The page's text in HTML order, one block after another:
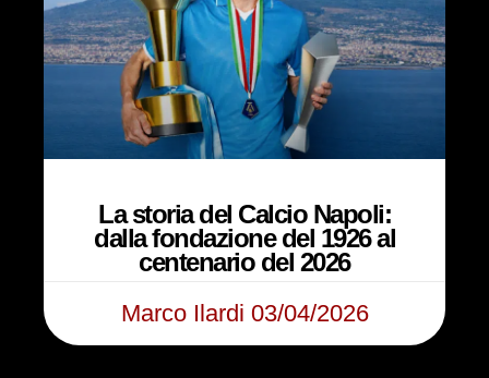
La storia del Calcio Napoli:
dalla fondazione del 1926 al
centenario del 2026
Marco Ilardi 03/04/2026